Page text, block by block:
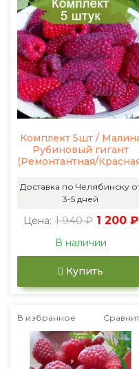
Комплект 5шт /
Рубиновый гигант
(Ремонтантная/
Доставка по Челябинску
3-5 дней
Цена: 1 940 ₽ 1 200 ₽
В наличии
Купить
В избранное